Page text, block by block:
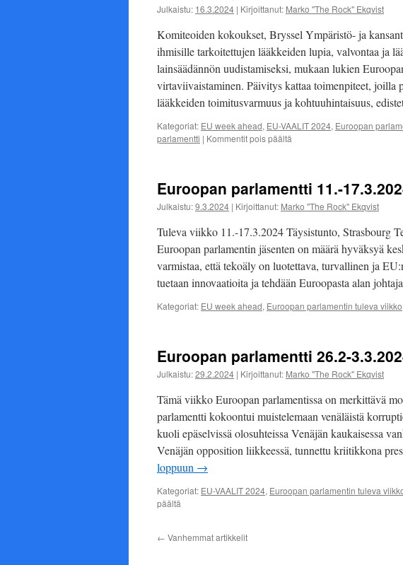
Julkaistu: 16.3.2024 | Kirjoittanut: Marko "The Rock" Ekqvist
Komiteoiden kokoukset, Bryssel Ympäristö- ja
ihmisille tarkoitettujen lääkkeiden lupia, valvontaa ja
lainsäädännön uudistamiseksi, mukaan lukien
virtaviivaistaminen. Päivitys kattaa toimenpiteet, joilla
lääkkeiden toimitusvarmuus ja kohtuuhintaisuus,
Kategoriat: EU week ahead, EU-VAALIT 2024, Euroopan
parlamentti | Kommentit pois päältä
(viikko
12)
Euroopan parlamentti 11.-
Julkaistu:9.3.2024 | Kirjoittanut: Marko "The Rock" Ekqvist
Tuleva viikko 11.-17.3.2024 Täysistunto, Strasbourg
Euroopan parlamentin jäsenten on määrä hyväksyä
varmistaa, että tekoäly on luotettava, turvallinen ja
tuetaan innovaatioita ja tehdään Euroopasta alan
Kategoriat: EU week ahead, Euroopan parlamentin tuleva viikko
Euroopan parlamentti 26.2-
Julkaistu:29.2.2024 | Kirjoittanut: Marko "The Rock" Ekqvist
Tämä viikko Euroopan parlamentissa on merkittävä
parlamentti kokoontui muistelemaan venäläistä
kuoli epäselvissä olosuhteissa Venäjän kaukaisessa
Venäjän opposition liikkeessä, tunnettu kriitikkona
loppuun →
Kategoriat: EU-VAALIT 2024, Euroopan parlamentin tuleva
päältä
26.2-
← Vanhemmat artikkelit